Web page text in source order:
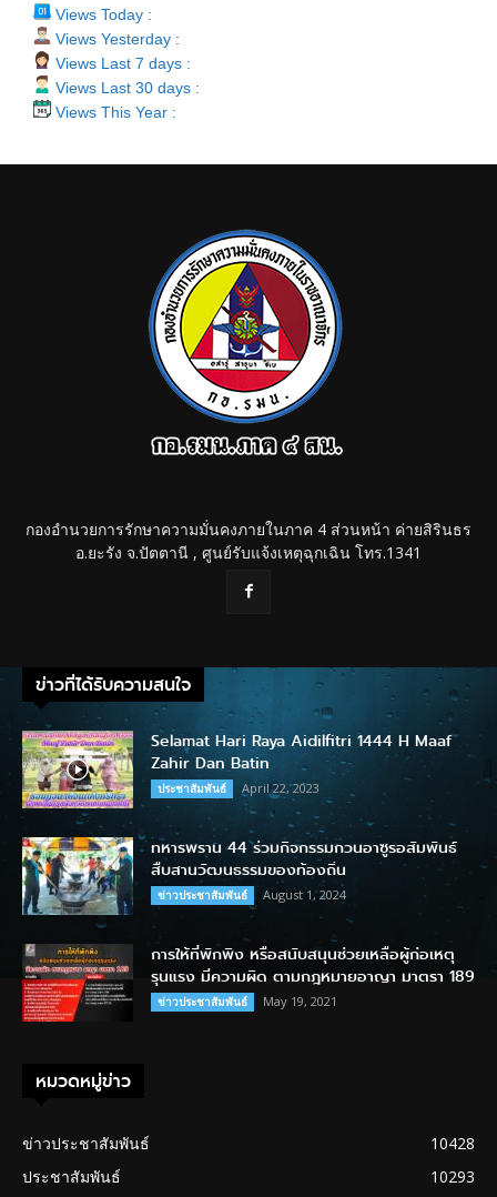
Views Today :
Views Yesterday :
Views Last 7 days :
Views Last 30 days :
Views This Year :
กองอำนวยการรักษาความมั่นคงภายในภาค 4 ส่วนหน้า ค่ายสิรินธร
อ.ยะรัง จ.ปัตตานี , ศูนย์รับแจ้งเหตุฉุกเฉิน โทร.1341
ข่าวที่ได้รับความสนใจ
Selamat Hari Raya Aidilfitri 1444 H Maaf
Zahir Dan Batin
ประชาสัมพันธ์ April 22, 2023
ทหารพราน 44 ร่วมกิจกรรมกวนอาซูรอสัมพันธ์
สืบสานวัฒนธรรมของท้องถิ่น
ข่าวประชาสัมพันธ์ August 1, 2024
การให้ที่พักพิง หรือสนับสนุนช่วยเหลือผู้ก่อเหตุ
รุนแรง มีความผิด ตามกฎหมายอาญา มาตรา 189
ข่าวประชาสัมพันธ์ May 19, 2021
หมวดหมู่ข่าว
ข่าวประชาสัมพันธ์
10428
ประชาสัมพันธ์
10293